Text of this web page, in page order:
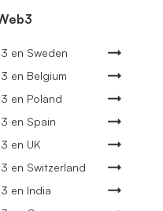
en Sweden
en Belgium
en Poland
en Spain
en UK
en Switzerland
en India